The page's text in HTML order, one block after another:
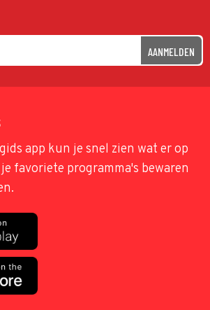
AANMELDEN
app kun je snel zien wat er op
favoriete programma's bewaren